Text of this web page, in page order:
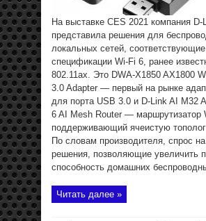
На выставке CES 2021 компания D-
представила решения для
локальных сетей, соответствующие
спецификации Wi-Fi 6, ранее
802.11ax. Это DWA-X1850 AX1800
3.0 Adapter — первый на рынке
для порта USB 3.0 и D-Link AI M32
6 AI Mesh Router — маршрутизатор
поддерживающий ячеистую
По словам производителя, спрос
решения, позволяющие увеличить
способность домашних
Читать далее »